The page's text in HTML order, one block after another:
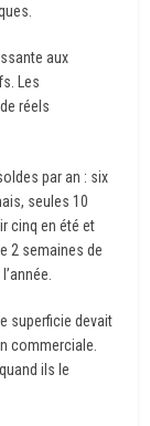
aux
Les
réels
par an : six
seules 10
cinq en été et
2 semaines de
superficie devait
commerciale.
ils le